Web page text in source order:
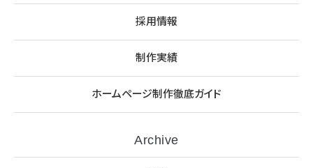
採用情報
制作実績
ホームページ制作徹底ガイド
Archive